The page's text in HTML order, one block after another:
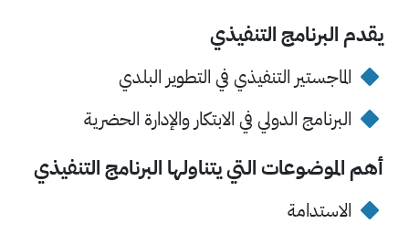
يقدم البرنامج التنفيذي
الماجستير التنفيذي في التطوير البلدي
البرنامج الدولي في الابتكار والإدارة الحضرية
أهم الموضوعات التي يتناولها البرنامج التنفيذي
الاستدامة